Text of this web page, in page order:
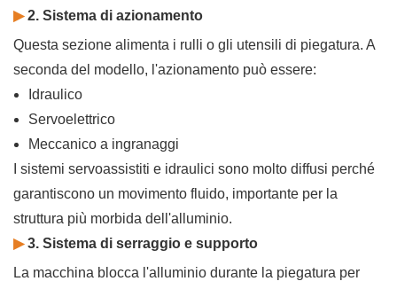
▶2. Sistema di azionamento
Questa sezione alimenta i rulli o gli utensili di piegatura. A
seconda del modello, l'azionamento può essere:
Idraulico
Servoelettrico
Meccanico a ingranaggi
I sistemi servoassistiti e idraulici sono molto diffusi perché
garantiscono un movimento fluido, importante per la
struttura più morbida dell'alluminio.
▶3. Sistema di serraggio e supporto
La macchina blocca l'alluminio durante la piegatura per